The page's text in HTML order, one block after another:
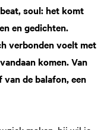
soul: het komt
en gedichten.
verbonden voelt met
komen. Van
de balafon, een